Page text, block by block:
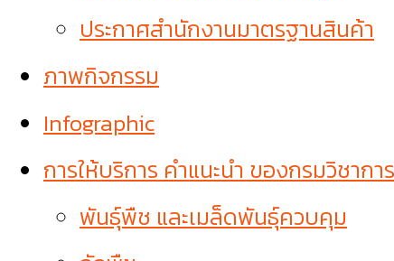
ประกาศสำนักงานมาตรฐานสินค้า
ภาพกิจกรรม
Infographic
การให้บริการ คำแนะนำ ของกรมวิชากา
พันธุ์พืช และเมล็ดพันธุ์ควบคุม